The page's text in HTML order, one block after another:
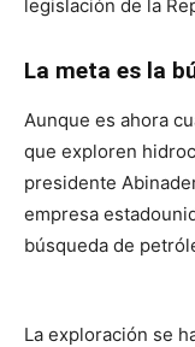
legislación de la
La meta es la
Aunque es ahora
que exploren
presidente
empresa
búsqueda de
La exploración se